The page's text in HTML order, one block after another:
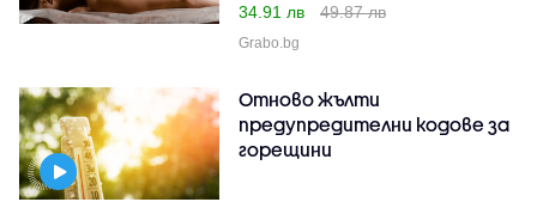
34.91 лв
49.87 лв
Grabo.bg
Отново жълти
предупредителни кодове за
горещини